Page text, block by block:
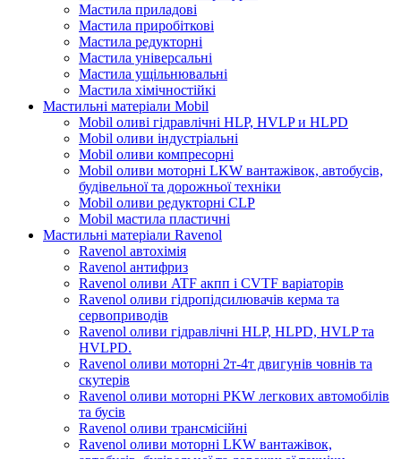
Мастила приладові
Мастила приробіткові
Мастила редукторні
Мастила універсальні
Мастила ущільнювальні
Мастила хімічностійкі
Мастильні матеріали Mobil
Mobil оливі гідравлічні HLP, HVLP и HLPD
Mobil оливи індустріальні
Mobil оливи компресорні
Mobil оливи моторні LKW вантажівок, автобусів,
будівельної та дорожньої техніки
Mobil оливи редукторні CLP
Mobil мастила пластичні
Мастильні матеріали Ravenol
Ravenol автохімія
Ravenol антифриз
Ravenol оливи ATF акпп і CVTF варіаторів
Ravenol оливи гідропідсилювачів керма та
сервоприводів
Ravenol оливи гідравлічні HLP, HLPD, HVLP та
HVLPD.
Ravenol оливи моторні 2т-4т двигунів човнів та
скутерів
Ravenol оливи моторні PKW легкових автомобілів
та бусів
Ravenol оливи трансмісійні
Ravenol оливи моторні LKW вантажівок,